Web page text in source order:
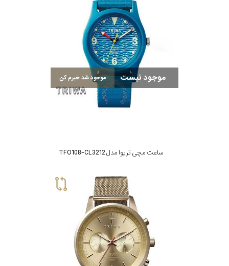
موجود نیست موجود شد خبرم کن
ساعت مچی تریوا مدل TFO108-CL3212